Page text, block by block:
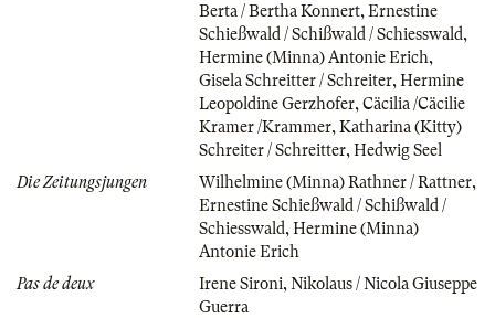
Berta / Bertha Konnert, Ernestine
Schießwald / Schißwald / Schiesswald,
Hermine (Minna) Antonie Erich,
Gisela Schreitter / Schreiter, Hermine
Leopoldine Gerzhofer, Cäcilia /Cäcilie
Kramer /Krammer, Katharina (Kitty)
Schreiter / Schreitter, Hedwig Seel
Die Zeitungsjungen
Wilhelmine (Minna) Rathner / Rattner,
Ernestine Schießwald / Schißwald /
Schiesswald, Hermine (Minna)
Antonie Erich
Pas de deux
Irene Sironi, Nikolaus / Nicola Giuseppe
Guerra